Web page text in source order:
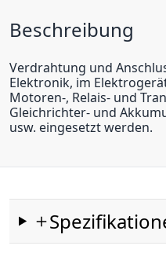
Beschreibung
Verdrahtung und
Elektronik, im
Motoren-, Relais- und
Gleichrichter- und
usw. eingesetzt werden.